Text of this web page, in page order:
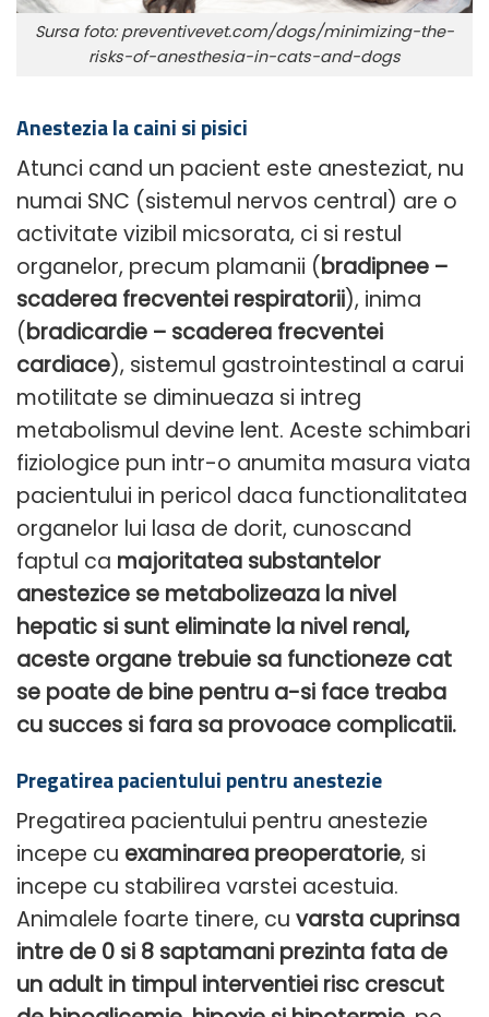
Sursa foto: preventivevet.com/dogs/minimizing-the-
risks-of-anesthesia-in-cats-and-dogs
Anestezia la caini si pisici
Atunci cand un pacient este anesteziat, nu
numai SNC (sistemul nervos central) are o
activitate vizibil micsorata, ci si restul
organelor, precum plamanii (bradipnee –
scaderea frecventei respiratorii), inima
(bradicardie – scaderea frecventei
cardiace), sistemul gastrointestinal a carui
motilitate se diminueaza si intreg
metabolismul devine lent. Aceste schimbari
fiziologice pun intr-o anumita masura viata
pacientului in pericol daca functionalitatea
organelor lui lasa de dorit, cunoscand
faptul ca majoritatea substantelor
anestezice se metabolizeaza la nivel
hepatic si sunt eliminate la nivel renal,
aceste organe trebuie sa functioneze cat
se poate de bine pentru a-si face treaba
cu succes si fara sa provoace complicatii.
Pregatirea pacientului pentru anestezie
Pregatirea pacientului pentru anestezie
incepe cu examinarea preoperatorie, si
incepe cu stabilirea varstei acestuia.
Animalele foarte tinere, cu varsta cuprinsa
intre de 0 si 8 saptamani prezinta fata de
un adult in timpul interventiei risc crescut